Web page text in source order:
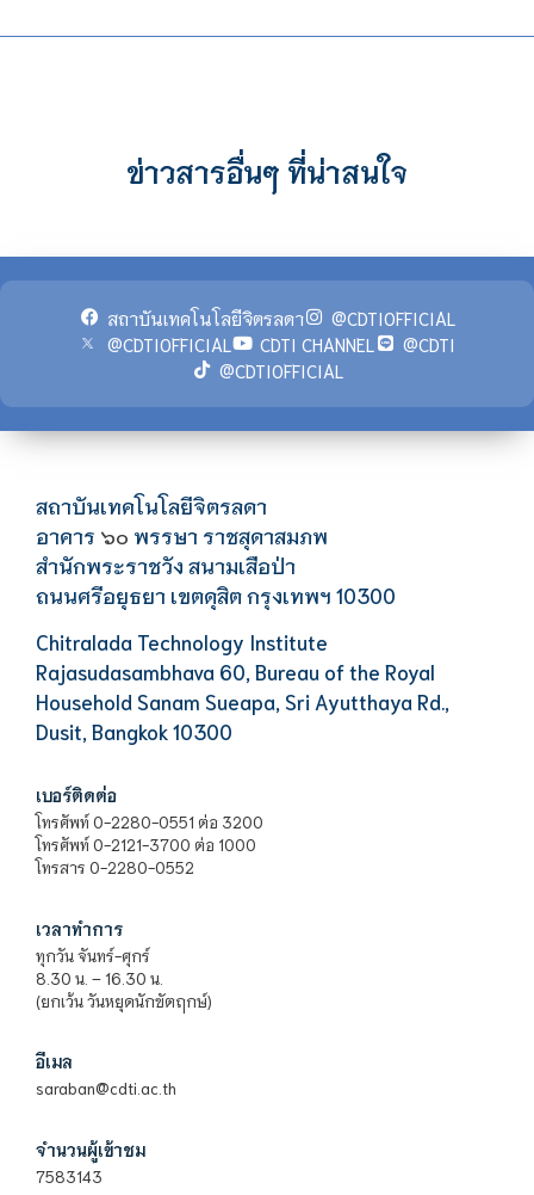
ข่าวสารอื่นๆ ที่น่าสนใจ
สถาบันเทคโนโลยีจิตรลดา
@CDTIOFFICIAL
@CDTIOFFICIAL
CDTI CHANNEL
@CDTI
@CDTIOFFICIAL
สถาบันเทคโนโลยีจิตรลดา
อาคาร ๖๐ พรรษา ราชสุดาสมภพ
สำนักพระราชวัง สนามเสือป่า
ถนนศรีอยุธยา เขตดุสิต กรุงเทพฯ 10300
Chitralada Technology Institute
Rajasudasambhava 60, Bureau of the Royal
Household Sanam Sueapa, Sri Ayutthaya Rd.,
Dusit, Bangkok 10300
เบอร์ติดต่อ
โทรศัพท์ 0-2280-0551 ต่อ 3200
โทรศัพท์ 0-2121-3700 ต่อ 1000
โทรสาร 0-2280-0552
เวลาทำการ
ทุกวัน จันทร์-ศุกร์
8.30 น. – 16.30 น.
(ยกเว้น วันหยุดนักขัตฤกษ์)
อีเมล
saraban@cdti.ac.th
จำนวนผู้เข้าชม
7583143